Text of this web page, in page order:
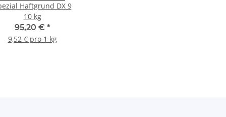
Haftgrund DX 9
10 kg
95,20 € *
9,52 € pro 1 kg